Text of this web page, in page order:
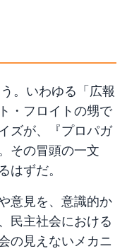
。いわゆる「広報
・フロイトの甥で
ズが、『プロパガ
その冒頭の一文
はずだ。
意見を、意識的か
民主社会における
の見えないメカニ